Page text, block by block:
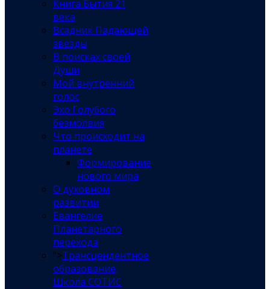
Книга Бытия 21
века
Всадник Падающей
звезды
В поисках своей
Души
Мой внутренний
голос
Эхо Голубого
безмолвия
Что происходит на
планете
Формирование
нового мира
О духовном
развитии
Евангелие
Планетарного
перехода
">Трансцендентное
образование,
Школа СОТИС